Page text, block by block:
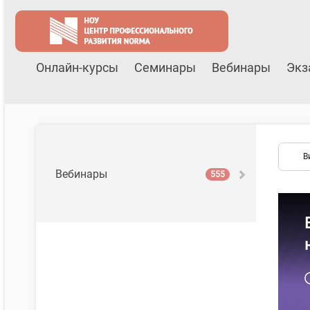
Онлайн-курсы Семинары Вебинары
Вебинары 555